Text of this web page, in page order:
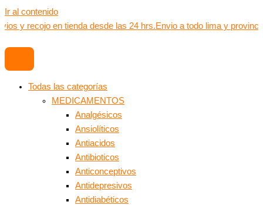
Ir al contenido
y recojo en tienda desde las 24 hrs.Envio a todo lima y
Todas las categorías
MEDICAMENTOS
Analgésicos
Ansiolíticos
Antiacidos
Antibioticos
Anticonceptivos
Antidepresivos
Antidiabéticos